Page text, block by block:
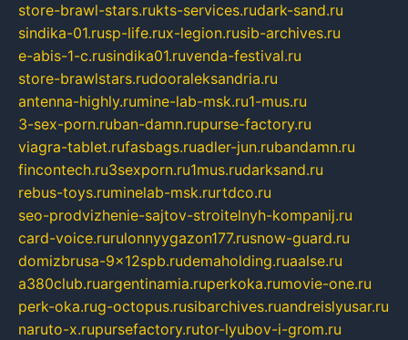
store-brawl-stars.rukts-services.rudark-sand.ru
sindika-01.rusp-life.rux-legion.rusib-archives.ru
e-abis-1-c.rusindika01.ruvenda-festival.ru
store-brawlstars.rudooraleksandria.ru
antenna-highly.rumine-lab-msk.ru1-mus.ru
3-sex-porn.ruban-damn.rupurse-factory.ru
viagra-tablet.rufasbags.ruadler-jun.rubandamn.ru
fincontech.ru3sexporn.ru1mus.rudarksand.ru
rebus-toys.ruminelab-msk.rurtdco.ru
seo-prodvizhenie-sajtov-stroitelnyh-kompanij.ru
card-voice.rurulonnyygazon177.rusnow-guard.ru
domizbrusa-9x12spb.rudemaholding.ruaalse.ru
a380club.ruargentinamia.ruperkoka.rumovie-one.ru
perk-oka.rug-octopus.rusibarchives.ruandreislyusar.ru
naruto-x.rupursefactory.rutor-lyubov-i-grom.ru